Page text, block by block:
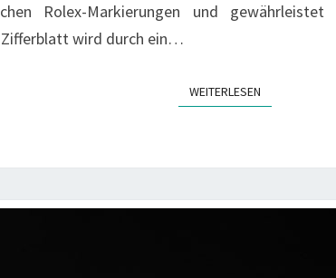
Rolex-Markierungen und
Zifferblatt wird durch ein…
WEITERLESEN